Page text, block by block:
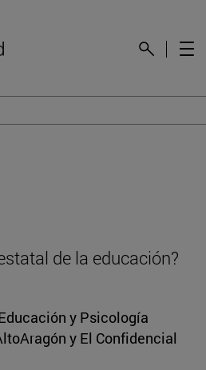
de la educación?
y Psicología
y El Confidencial